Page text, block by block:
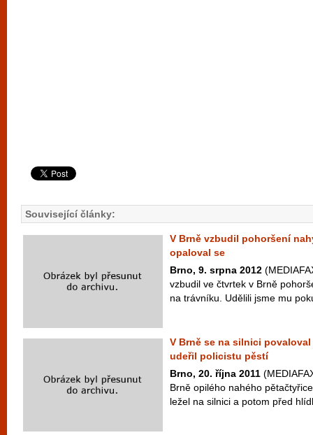
Související články:
V Brně vzbudil pohoršení
opaloval se
Brno, 9. srpna 2012
vzbudil ve čtvrtek v Brně
na trávníku. Udělili jsme mu
V Brně se na silnici
udeřil policistu pěstí
Brno, 20. října 2011
Brně opilého nahého
ležel na silnici a potom před